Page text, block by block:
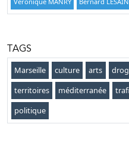
TAGS
Marseille culture arts
territoires
méditerranée
politique